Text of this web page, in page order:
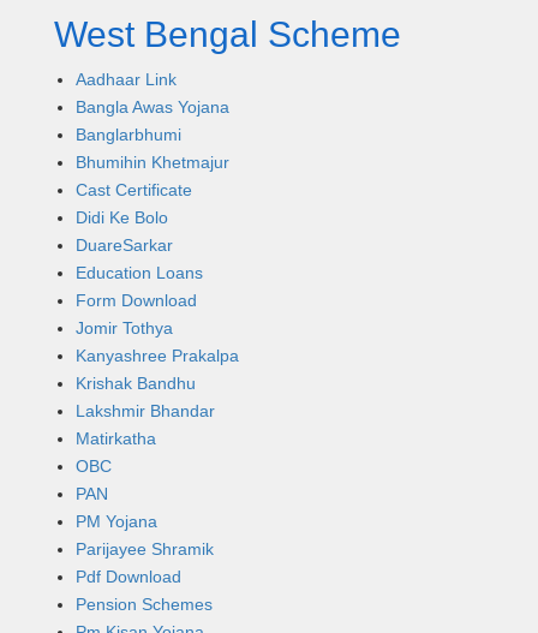
West Bengal Scheme
Aadhaar Link
Bangla Awas Yojana
Banglarbhumi
Bhumihin Khetmajur
Cast Certificate
Didi Ke Bolo
DuareSarkar
Education Loans
Form Download
Jomir Tothya
Kanyashree Prakalpa
Krishak Bandhu
Lakshmir Bhandar
Matirkatha
OBC
PAN
PM Yojana
Parijayee Shramik
Pdf Download
Pension Schemes